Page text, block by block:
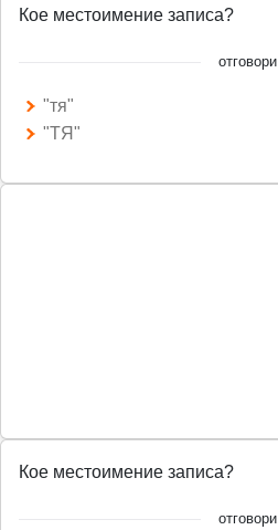
Кое местоимение записа?
отговори
"тя"
"ТЯ"
Кое местоимение записа?
отговори